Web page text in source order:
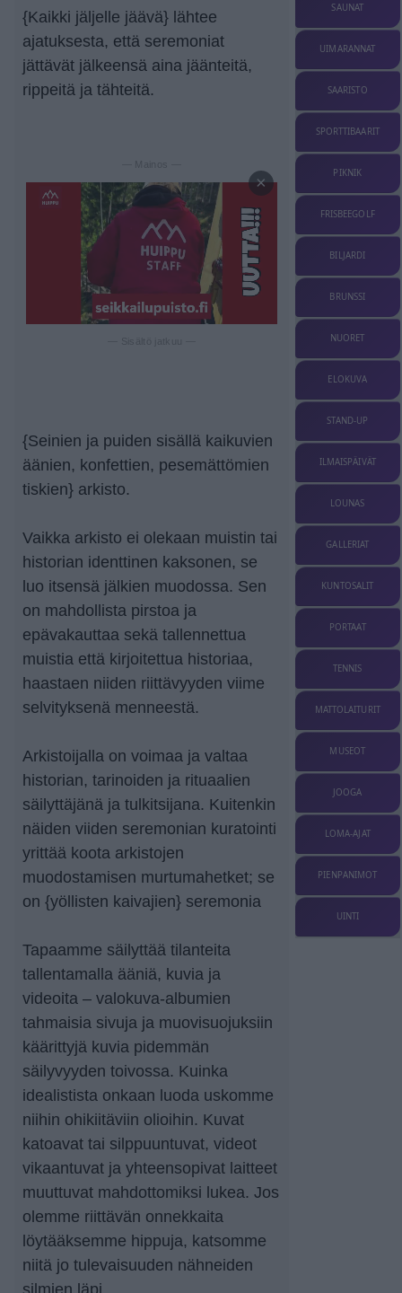
{Kaikki jäljelle jäävä} lähtee
ajatuksesta, että seremoniat
jättävät jälkeensä aina jäänteitä,
rippeitä ja tähteitä.
— Mainos —
×
{Seinien ja puiden sisällä kaikuvien
äänien, konfettien, pesemättömien
tiskien} arkisto.
Vaikka arkisto ei olekaan muistin tai
historian identtinen kaksonen, se
luo itsensä jälkien muodossa. Sen
on mahdollista pirstoa ja
epävakauttaa sekä tallennettua
muistia että kirjoitettua historiaa,
haastaen niiden riittävyyden viime
selvityksenä menneestä.
Arkistoijalla on voimaa ja valtaa
historian, tarinoiden ja rituaalien
säilyttäjänä ja tulkitsijana. Kuitenkin
näiden viiden seremonian kuratointi
yrittää koota arkistojen
muodostamisen murtumahetket; se
on {yöllisten kaivajien} seremonia
Tapaamme säilyttää tilanteita
tallentamalla ääniä, kuvia ja
videoita – valokuva-albumien
tahmaisia sivuja ja muovisuojuksiin
käärittyjä kuvia pidemmän
säilyvyyden toivossa. Kuinka
idealistista onkaan luoda uskomme
niihin ohikiitäviin olioihin. Kuvat
katoavat tai silppuuntuvat, videot
vikaantuvat ja yhteensopivat laitteet
muuttuvat mahdottomiksi lukea. Jos
olemme riittävän onnekkaita
löytääksemme hippuja, katsomme
niitä jo tulevaisuuden nähneiden
silmien läpi.
SAUNAT
UIMARANNAT
SAARISTO
SPORTTIBAARIT
PIKNIK
FRISBEEGOLF
BILJARDI
BRUNSSI
NUORET
ELOKUVA
STAND-UP
ILMAISPÄIVÄT
LOUNAS
GALLERIAT
KUNTOSALIT
PORTAAT
TENNIS
MATTOLAITURIT
MUSEOT
JOOGA
LOMA-AJAT
PIENPANIMOT
UINTI